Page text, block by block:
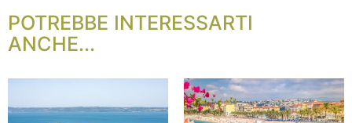
POTREBBE INTERESSARTI
ANCHE...